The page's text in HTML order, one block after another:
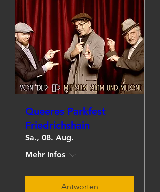
Queeres Parkfest
Friedrichshain
Sa., 08. Aug.
Mehr Infos
Antworten